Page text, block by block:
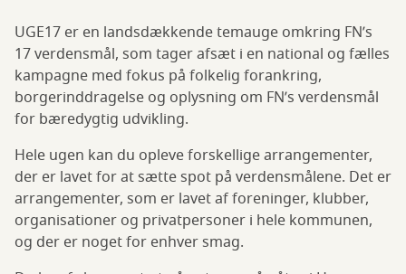
UGE17 er en landsdækkende temauge omkring FN’s
17 verdensmål, som tager afsæt i en national og fælles
kampagne med fokus på folkelig forankring,
borgerinddragelse og oplysning om FN’s verdensmål
for bæredygtig udvikling.
Hele ugen kan du opleve forskellige arrangementer,
der er lavet for at sætte spot på verdensmålene. Det er
arrangementer, som er lavet af foreninger, klubber,
organisationer og privatpersoner i hele kommunen,
og der er noget for enhver smag.